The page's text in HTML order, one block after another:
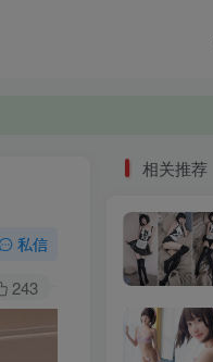
私信
243
相关推荐